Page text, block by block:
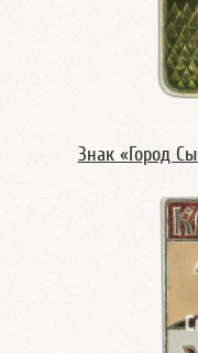
Знак «Город